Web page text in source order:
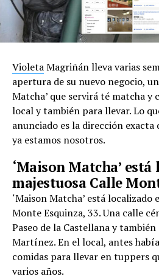
VioletaMagriñán lleva varias
apertura de su nuevo negocio,
Matcha’ que servirá té matcha y
local y también para llevar. Lo
anunciado es la dirección
ya estamos nosotros.
‘Maison Matcha’
majestuosa Calle
‘Maison Matcha’ está localizado
Monte Esquinza, 33. Una calle
Paseo de la Castellana y
Martínez. En el local, antes
comidas para llevar en tuppers
varios años.